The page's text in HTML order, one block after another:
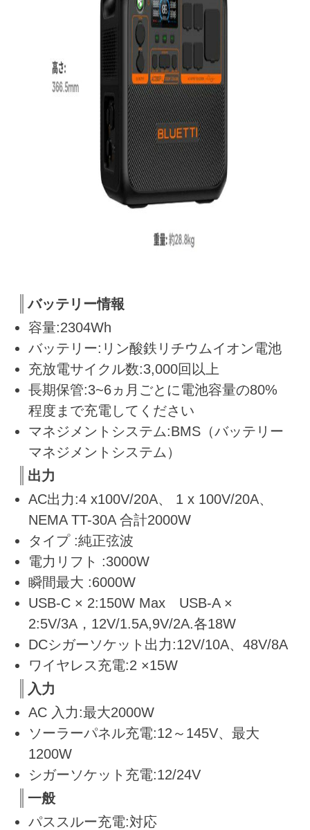
バッテリー情報
容量:2304Wh
バッテリー:リン酸鉄リチウムイオン電池
充放電サイクル数:3,000回以上
長期保管:3~6ヵ月ごとに電池容量の80%
程度まで充電してください
マネジメントシステム:BMS（バッテリー
マネジメントシステム）
出力
AC出力:4 x100V/20A、 1 x 100V/20A、
NEMA TT-30A 合計2000W
タイプ :純正弦波
電力リフト :3000W
瞬間最大 :6000W
USB-C × 2:150W Max USB-A ×
2:5V/3A，12V/1.5A,9V/2A.各18W
DCシガーソケット出力:12V/10A、48V/8A
ワイヤレス充電:2 ×15W
入力
AC 入力:最大2000W
ソーラーパネル充電:12～145V、最大
1200W
シガーソケット充電:12/24V
一般
パススルー充電:対応